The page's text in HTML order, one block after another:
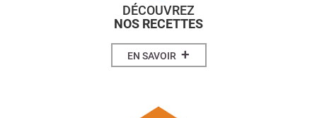
DÉCOUVREZ
NOS RECETTES
EN SAVOIR +